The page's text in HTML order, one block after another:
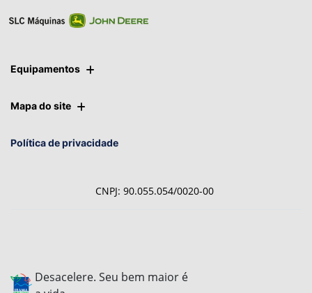
Equipamentos
Mapa do site
Política de privacidade
CNPJ: 90.055.054/0020-00
Desacelere. Seu bem maior é